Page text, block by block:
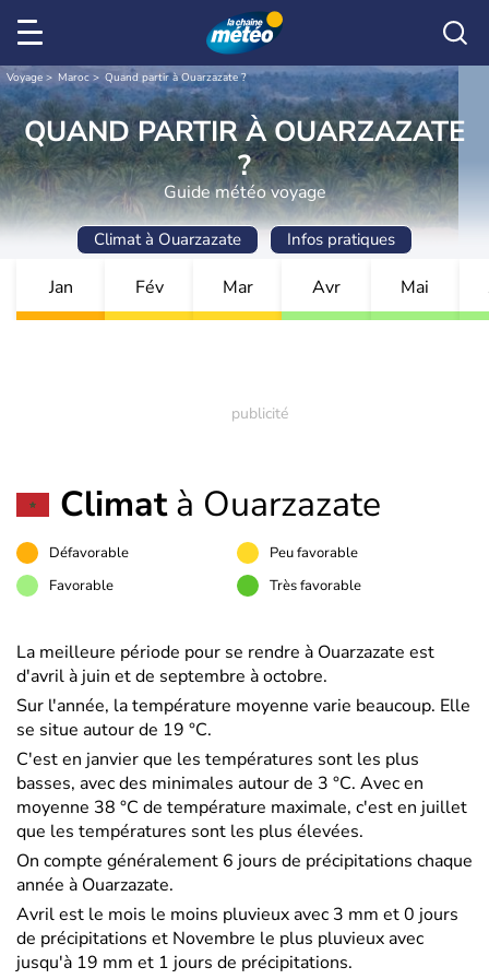
Voyage Maroc Quand partir à Ouarzazate ?
QUAND PARTIR À OUARZAZATE
?
Guide météo voyage
Climat à Ouarzazate Infos pratiques
Jan Fév Mar Avr Mai
Climatà Ouarzazate
Défavorable
Peu favorable
Favorable
Très favorable
La meilleure période pour se rendre à Ouarzazate est
d'avril à juin et de septembre à octobre.
Sur l'année, la température moyenne varie beaucoup. Elle
se situe autour de 19 °C.
C'est en janvier que les températures sont les plus
basses, avec des minimales autour de 3 °C. Avec en
moyenne 38 °C de température maximale, c'est en juillet
que les températures sont les plus élevées.
On compte généralement 6 jours de précipitations chaque
année à Ouarzazate.
Avril est le mois le moins pluvieux avec 3 mm et 0 jours
de précipitations et Novembre le plus pluvieux avec
jusqu'à 19 mm et 1 jours de précipitations.